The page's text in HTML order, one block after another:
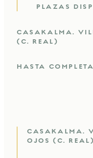
PLAZAS
CASAKALMA.
(C. REAL)
HASTA
CASAKALMA.
OJOS (C. REAL)